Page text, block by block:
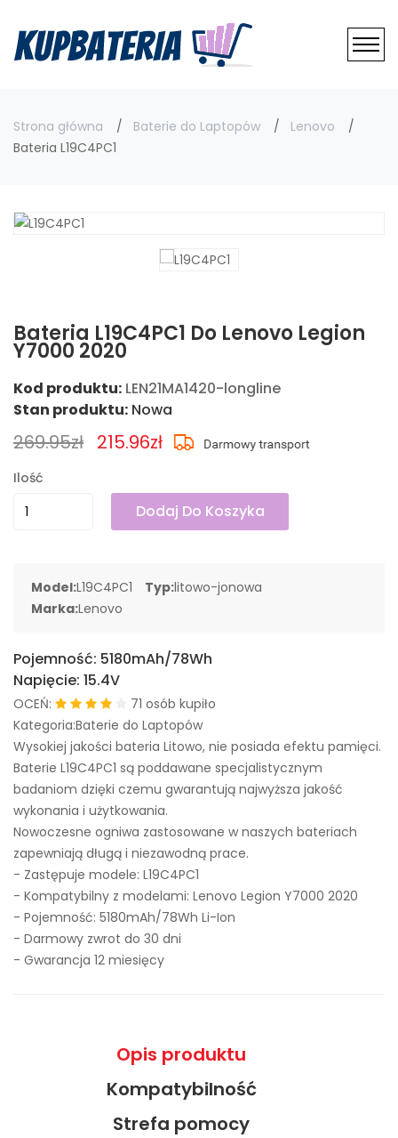
Strona główna Baterie do Laptopów
Lenovo
Bateria L19C4PC1
Bateria L19C4PC1 Do Lenovo Legion
Y7000 2020
Kod produktu: LEN21MA1420-longline
Stan produktu: Nowa
269.95zł 215.96zł
Ilość
Dodaj Do Koszyka
Model:L19C4PC1 Typ:litowo-jonowa
Marka:Lenovo
Pojemność: 5180mAh/78Wh
Napięcie: 15.4V
OCEŃ:
71 osób kupiło
Kategoria:Baterie do Laptopów
Wysokiej jakości bateria Litowo, nie posiada efektu pamięci.
Baterie L19C4PC1 są poddawane specjalistycznym
badaniom dzięki czemu gwarantują najwyższa jakość
wykonania i użytkowania.
Nowoczesne ogniwa zastosowane w naszych bateriach
zapewniają długą i niezawodną prace.
- Zastępuje modele: L19C4PC1
- Kompatybilny z modelami: Lenovo Legion Y7000 2020
- Pojemność: 5180mAh/78Wh Li-Ion
- Darmowy zwrot do 30 dni
- Gwarancja 12 miesięcy
Opis produktu
Kompatybilność
Strefa pomocy